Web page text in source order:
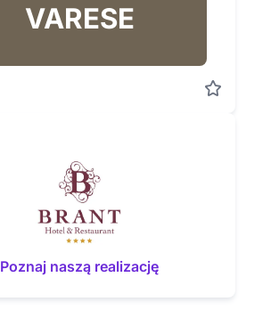
VARESE
Poznaj naszą realizację